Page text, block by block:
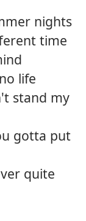
nights
time
life
stand my
gotta put
quite